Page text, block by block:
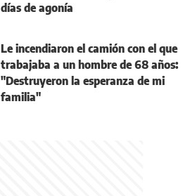
días de agonía
Le incendiaron el camión con el que
trabajaba a un hombre de 68 años:
"Destruyeron la esperanza de mi
familia"